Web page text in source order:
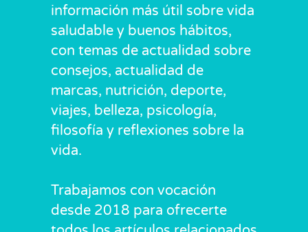
información más útil sobre vida
saludable y buenos hábitos,
con temas de actualidad sobre
consejos, actualidad de
marcas, nutrición, deporte,
viajes, belleza, psicología,
filosofía y reflexiones sobre la
vida.
Trabajamos con vocación
desde 2018 para ofrecerte